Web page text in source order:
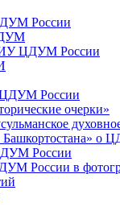
России
ЦДУМ России
России
очерки»
Башкортостана» о
России
России в